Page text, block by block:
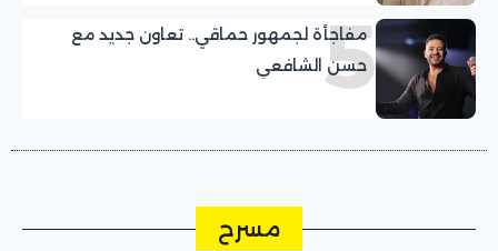
5
مفاجأة لجمهور حماقي.. تعاون جديد مع
حسن الشافعي
مسرح